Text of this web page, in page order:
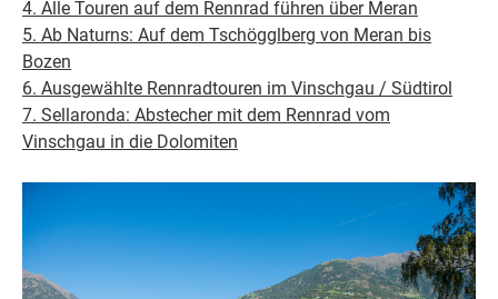
4. Alle Touren auf dem Rennrad führen über Meran
5. Ab Naturns: Auf dem Tschögglberg von Meran bis
Bozen
6. Ausgewählte Rennradtouren im Vinschgau / Südtirol
7. Sellaronda: Abstecher mit dem Rennrad vom
Vinschgau in die Dolomiten